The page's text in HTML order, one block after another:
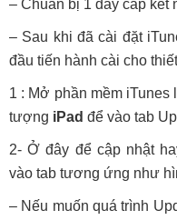
– Chuẩn bị 1 dây cáp kết
– Sau khi đã cài đặt
đầu tiến hành cài cho
1 : Mở phần mềm
tượng iPad để vào tab
2- Ở đây để cập nhật
vào tab tương ứng như
– Nếu muốn quá trình